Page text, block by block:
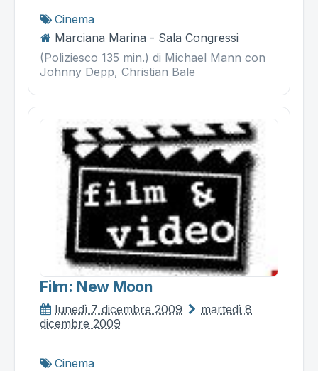
Cinema
Marciana Marina - Sala Congressi
(Poliziesco 135 min.) di Michael Mann con
Johnny Depp, Christian Bale
Film: New Moon
lunedì 7 dicembre 2009
martedì 8
dicembre 2009
Cinema